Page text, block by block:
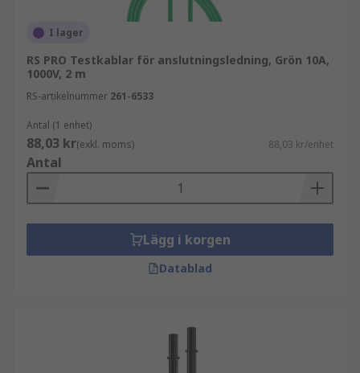
I lager
RS PRO Testkablar för anslutningsledning, Grön 10A,
1000V, 2 m
RS-artikelnummer 261-6533
Antal (1 enhet)
88,03 kr(exkl. moms) 88,03 kr/enhet
Antal
Lägg i korgen
Datablad